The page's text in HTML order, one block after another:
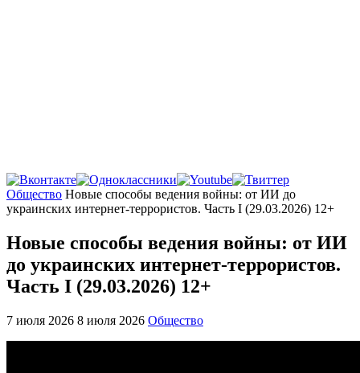
Главная
Общество Новые способы ведения войны: от ИИ до
украинских интернет-террористов. Часть I (29.03.2026) 12+
Новые способы ведения войны: от ИИ
до украинских интернет-террористов.
Часть I (29.03.2026) 12+
7 июля 2026 8 июля 2026 Общество